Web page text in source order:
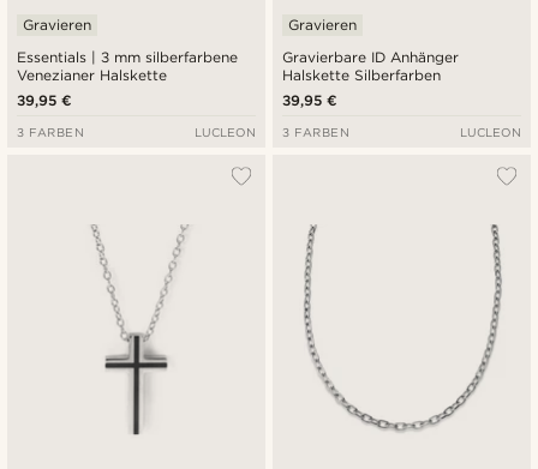
Essentials | 3 mm silberfarbene
Venezianer Halskette
Gravieren
39,95 €
3 FARBEN LUCLEON
Gravierbare ID Anhänger
Halskette Silberfarben
Gravieren
39,95 €
3 FARBEN LUCLEON